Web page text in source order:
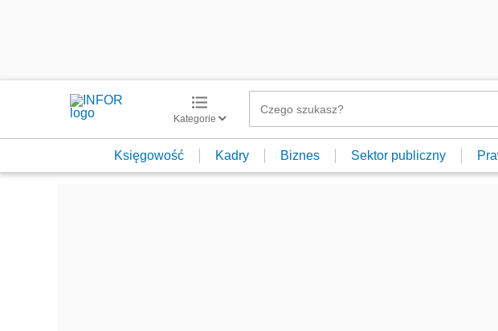
Kategorie
Księgowość Kadry Biznes Sektor publiczny